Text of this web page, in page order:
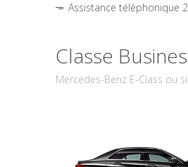
Assistance téléphonique
Classe
Mercedes-Benz E-Class ou